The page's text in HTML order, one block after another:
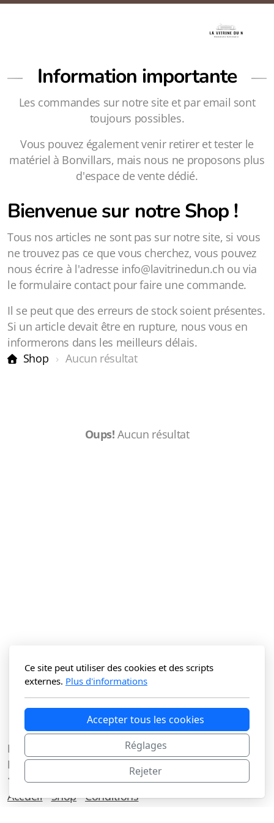
Information importante
Les commandes sur notre site et par email sont
toujours possibles.
Vous pouvez également venir retirer et tester le
matériel à Bonvillars, mais nous ne proposons plus
d'espace de vente dédié.
Bienvenue sur notre Shop !
Tous nos articles ne sont pas sur notre site, si vous
ne trouvez pas ce que vous cherchez, vous pouvez
nous écrire à l'adresse info@lavitrinedun.ch ou via
le formulaire contact pour faire une commande.
Il se peut que des erreurs de stock soient présentes.
Si un article devait être en rupture, nous vous en
informerons dans les meilleurs délais.
Shop
Aucun résultat
Oups! Aucun résultat
La Vitrine du N Sàrl
Route du Lac 3C
1427 Bonvillars
Accueil Shop Conditions
Ce site peut utiliser des cookies et des scripts
externes. Plus d'informations
Accepter tous les cookies
Réglages
Rejeter